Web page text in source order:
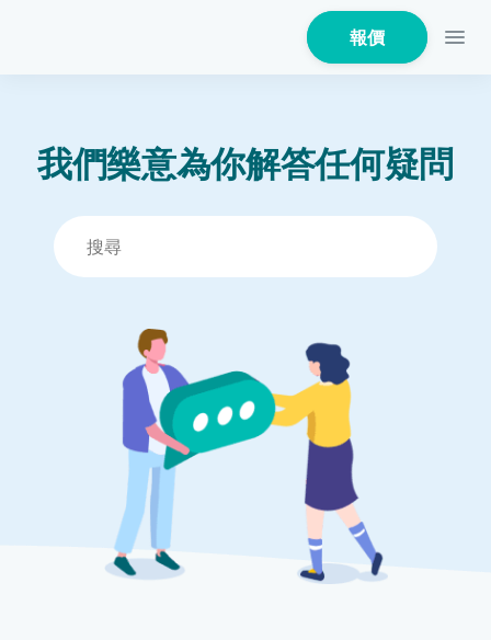
報價
家居保險
火險
危疾保
寵物保險
我們樂意為你解答任何疑問